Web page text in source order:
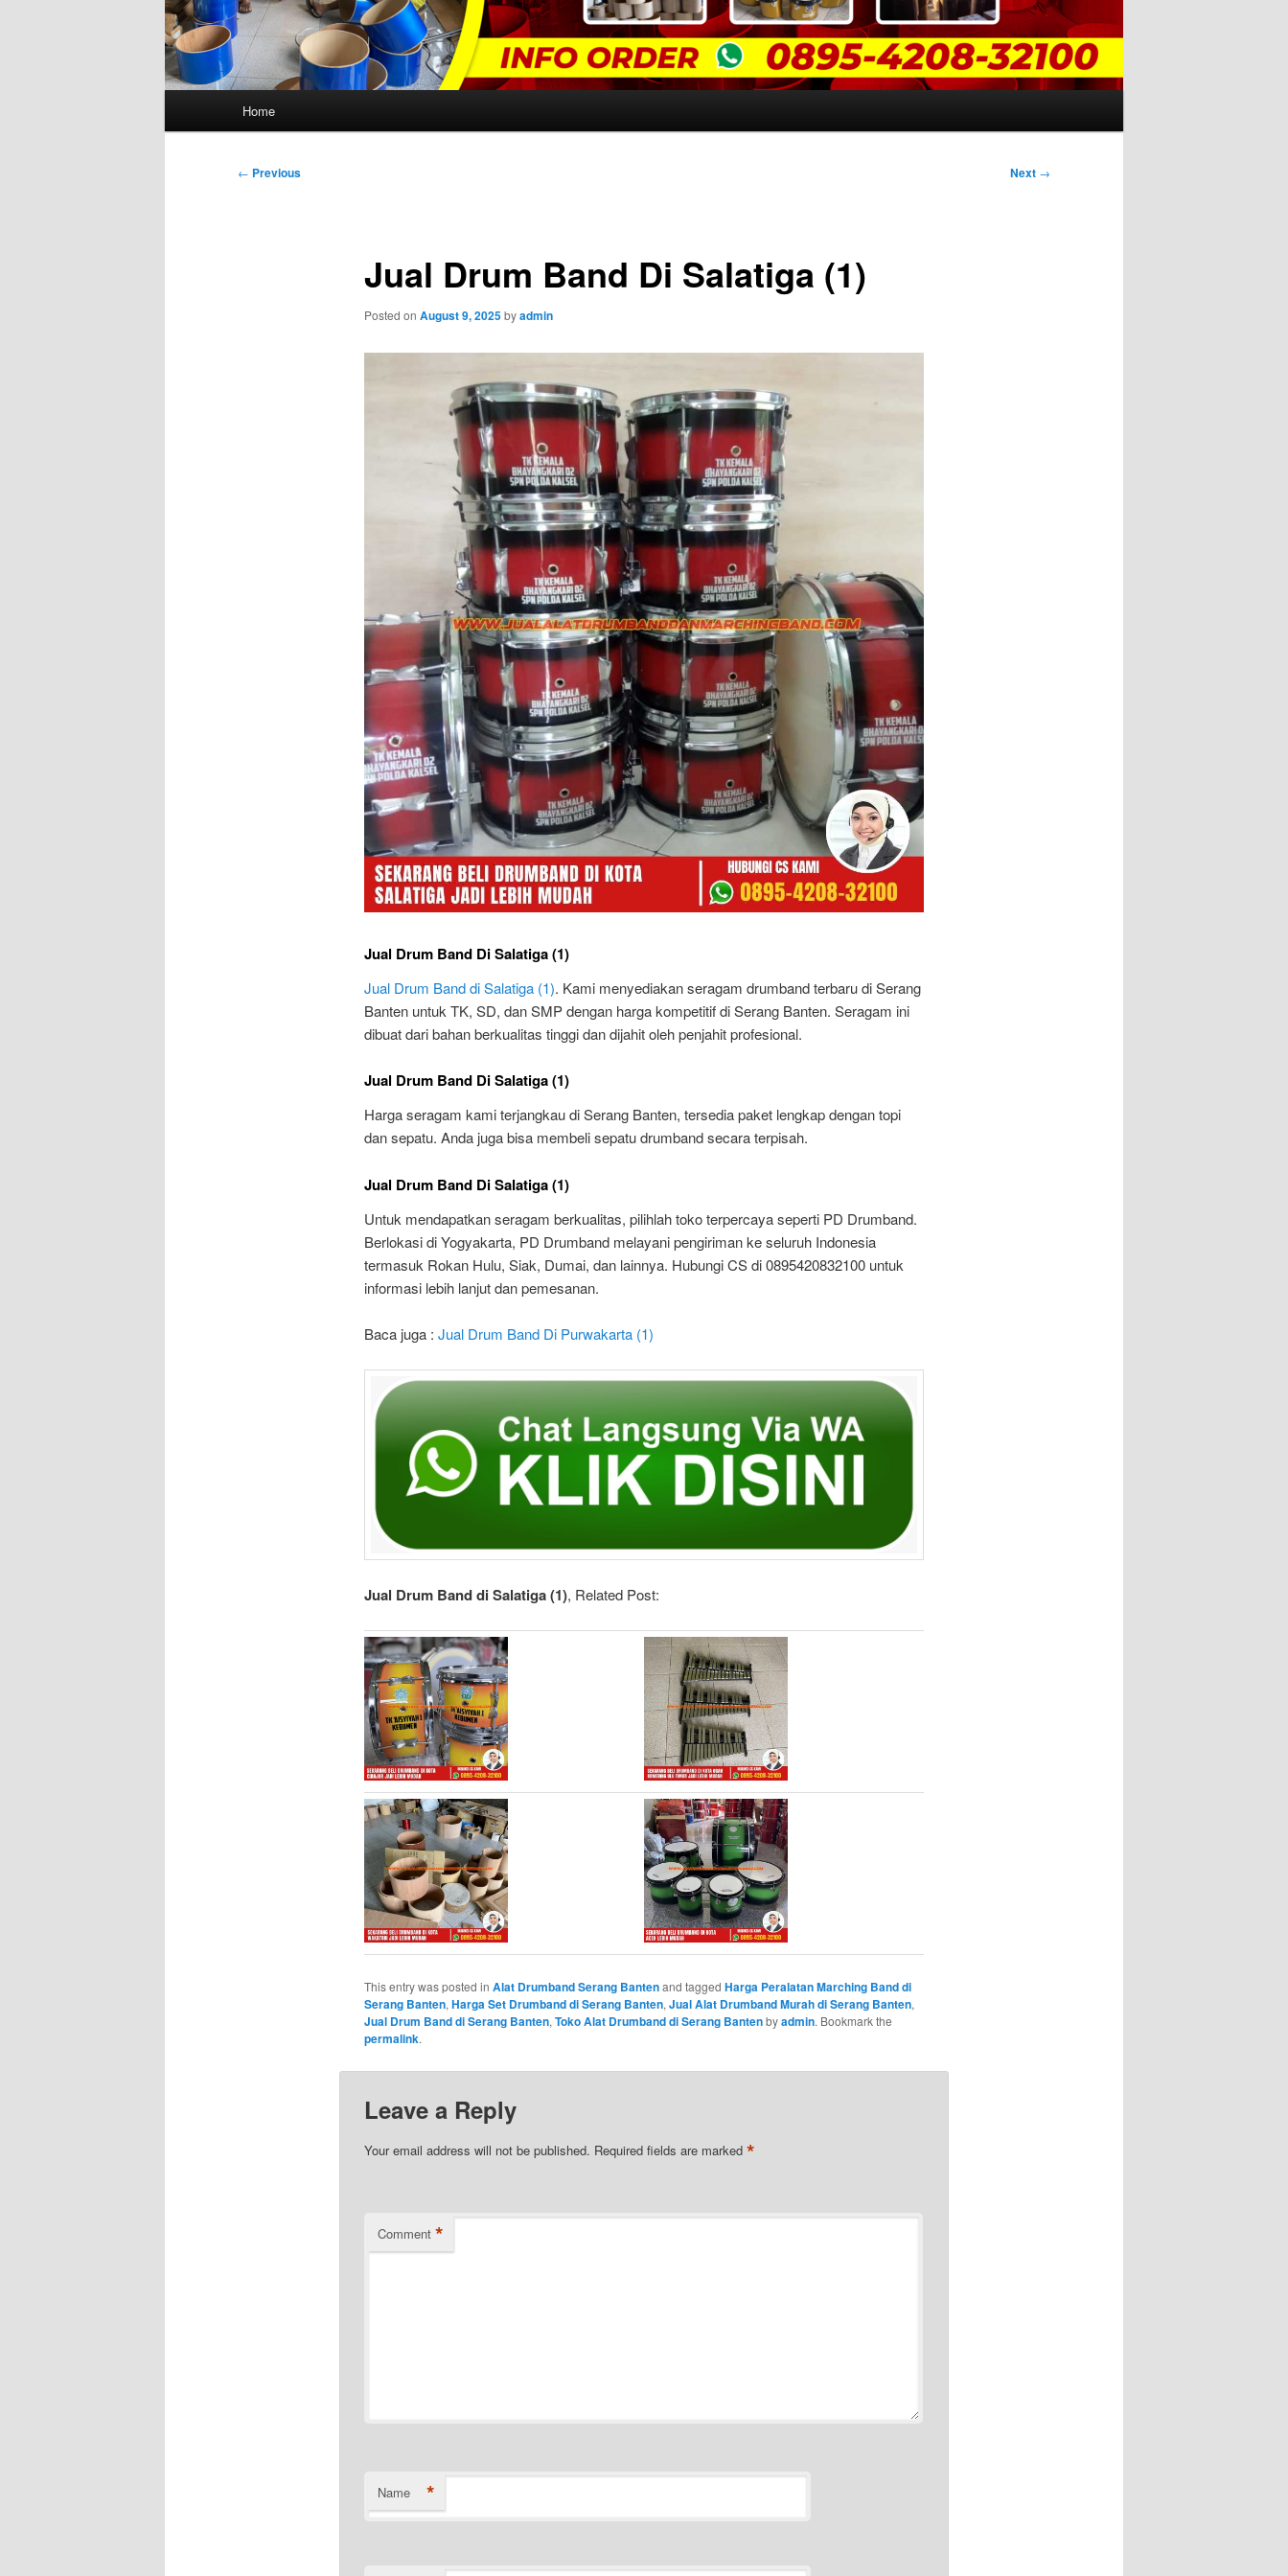
Home
Post
← Previous Next →
Jual Drum Band Di Salatiga (1)
Posted on August 9, 2025byadmin
Jual Drum Band Di Salatiga (1)
Jual Drum Band di Salatiga (1). Kami menyediakan seragam drumband terbaru di Serang
Banten untuk TK, SD, dan SMP dengan harga kompetitif di Serang Banten. Seragam ini
dibuat dari bahan berkualitas tinggi dan dijahit oleh penjahit profesional.
Jual Drum Band Di Salatiga (1)
Harga seragam kami terjangkau di Serang Banten, tersedia paket lengkap dengan topi
dan sepatu. Anda juga bisa membeli sepatu drumband secara terpisah.
Jual Drum Band Di Salatiga (1)
Untuk mendapatkan seragam berkualitas, pilihlah toko terpercaya seperti PD Drumband.
Berlokasi di Yogyakarta, PD Drumband melayani pengiriman ke seluruh Indonesia
termasuk Rokan Hulu, Siak, Dumai, dan lainnya. Hubungi CS di 0895420832100 untuk
informasi lebih lanjut dan pemesanan.
Baca juga : Jual Drum Band Di Purwakarta (1)
Jual Drum Band di Salatiga (1), Related Post:
This entry was posted in Alat Drumband Serang Bantenand tagged Harga Peralatan Marching Band di
Serang Banten, Harga Set Drumband di Serang Banten, Jual Alat Drumband Murah di Serang Banten,
Jual Drum Band di Serang Banten, Toko Alat Drumband di Serang Bantenbyadmin. Bookmark the
permalink.
Leave a Reply
Your email address will not be published. Required fields are marked *
Comment *
Name *